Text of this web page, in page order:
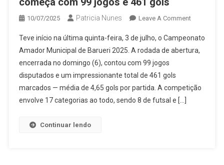
10/07/2025 Patricia Nunes Leave A CommentOn
Amador
De
Começa
Teve início na última quinta-feira, 3 de julho, o Campeonato
Amador Municipal de Barueri 2025. A rodada de abertura,
encerrada no domingo (6), contou com 99 jogos
disputados e um impressionante total de 461 gols
marcados — média de 4,65 gols por partida. A competição
envolve 17 categorias ao todo, sendo 8 de futsal e […]
Continuar lendo